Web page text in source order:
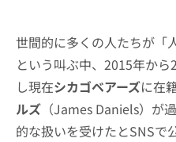
世間的に多くの人たちが「
という叫ぶ中、2015年か
し現在シカゴベアーズに在
ルズ （James Daniels）が
的な扱いを受けたとSNSで